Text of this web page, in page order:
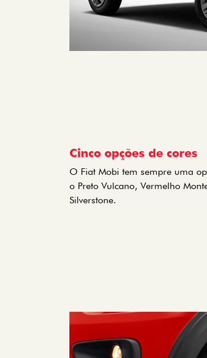
Cinco opções de cores
O Fiat Mobi tem sempre uma
o Preto Vulcano, Vermelho
Silverstone.